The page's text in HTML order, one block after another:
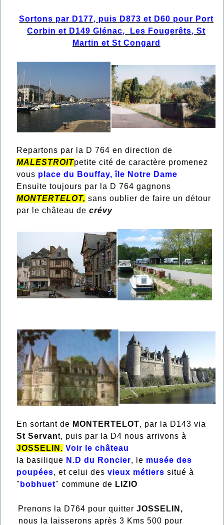
Sortons par D177, puis D873 et D60 pour Port
Corbin et D149 Glénac, Les Fougerêts, St
Martin et St Congard
Repartons par la D 764 en direction de
MALESTROITpetite cité de caractère promenez
vous place du Bouffay, île Notre Dame
Ensuite toujours par la D 764 gagnons
MONTERTELOT, sans oublier de faire un détour
par le château de crévy
En sortant de MONTERTELOT, par la D143 via
St Servant, puis par la D4 nous arrivons à
JOSSELIN. Voir le château
la basilique N.D du Roncier, le musée des
poupées, et celui des vieux métiers situé à
" bobhuet" commune de LIZIO
Prenons la D764 pour quitter JOSSELIN,
nous la laisserons après 3 Kms 500 pour